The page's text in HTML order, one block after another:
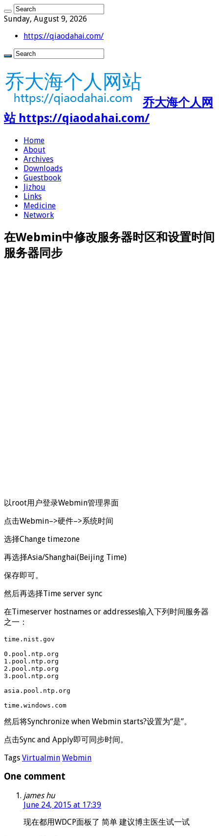
Sunday, August 9, 2026
https://qiaodahai.com/
乔大海个人网
站 https://qiaodahai.com/
Home
About
Archives
Downloads
Guestbook
Jizhou
Links
Medicine
Network
在Webmin中修改服务器时区和设置时间
服务器同步
以root用户登录Webmin管理界面
点击Webmin–>硬件–>系统时间
选择Change timezone
再选择Asia/Shanghai(Beijing Time)
保存即可。
然后再选择Time server sync
在Timeserver hostnames or addresses输入下列时间服务器
之一：
time.nist.gov
0.pool.ntp.org
1.pool.ntp.org
2.pool.ntp.org
3.pool.ntp.org
asia.pool.ntp.org
time.windows.com
然后将Synchronize when Webmin starts?设置为“是”。
点击Sync and Apply即可同步时间。
Tags Virtualmin Webmin
One comment
james hu
June 24, 2015 at 17:39
现在都用WDCP面板了 简单 建议博主医生试一试